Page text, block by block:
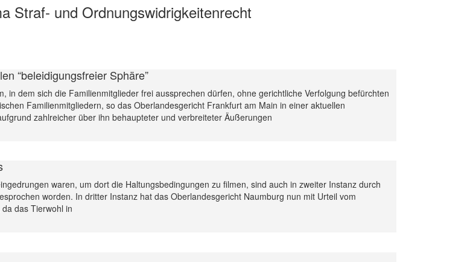
Straf- und Ordnungswidrigkeitenrecht
“beleidigungsfreier Sphäre”
dem sich die Familienmitglieder frei aussprechen dürfen, ohne gerichtliche Verfolgung befürchten
Familienmitgliedern, so das Oberlandesgericht Frankfurt am Main in einer aktuellen
zahlreicher über ihn behaupteter und verbreiteter Äußerungen
waren, um dort die Haltungsbedingungen zu filmen, sind auch in zweiter Instanz durch
worden. In dritter Instanz hat das Oberlandesgericht Naumburg nun mit Urteil vom
das Tierwohl in